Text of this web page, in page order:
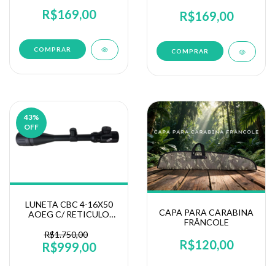
GNXPLORER
R$169,00
TAN
R$169,00
43%
OFF
LUNETA CBC 4-16X50
AOEG C/ RETICULO
25.4MM (197)
R$1.750,00
R$999,00
CAPA PARA CARABINA
FRÂNCOLE
R$120,00